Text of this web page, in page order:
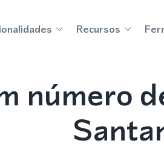
Recursos
número